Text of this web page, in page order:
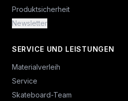
Produktsicherheit
Newsletter
SERVICE UND LEISTUNGEN
Materialverleih
Service
Skateboard-Team